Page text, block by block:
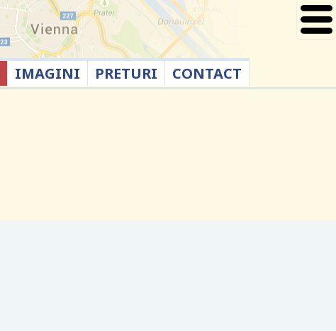
IMAGINI PRETURI CONTACT